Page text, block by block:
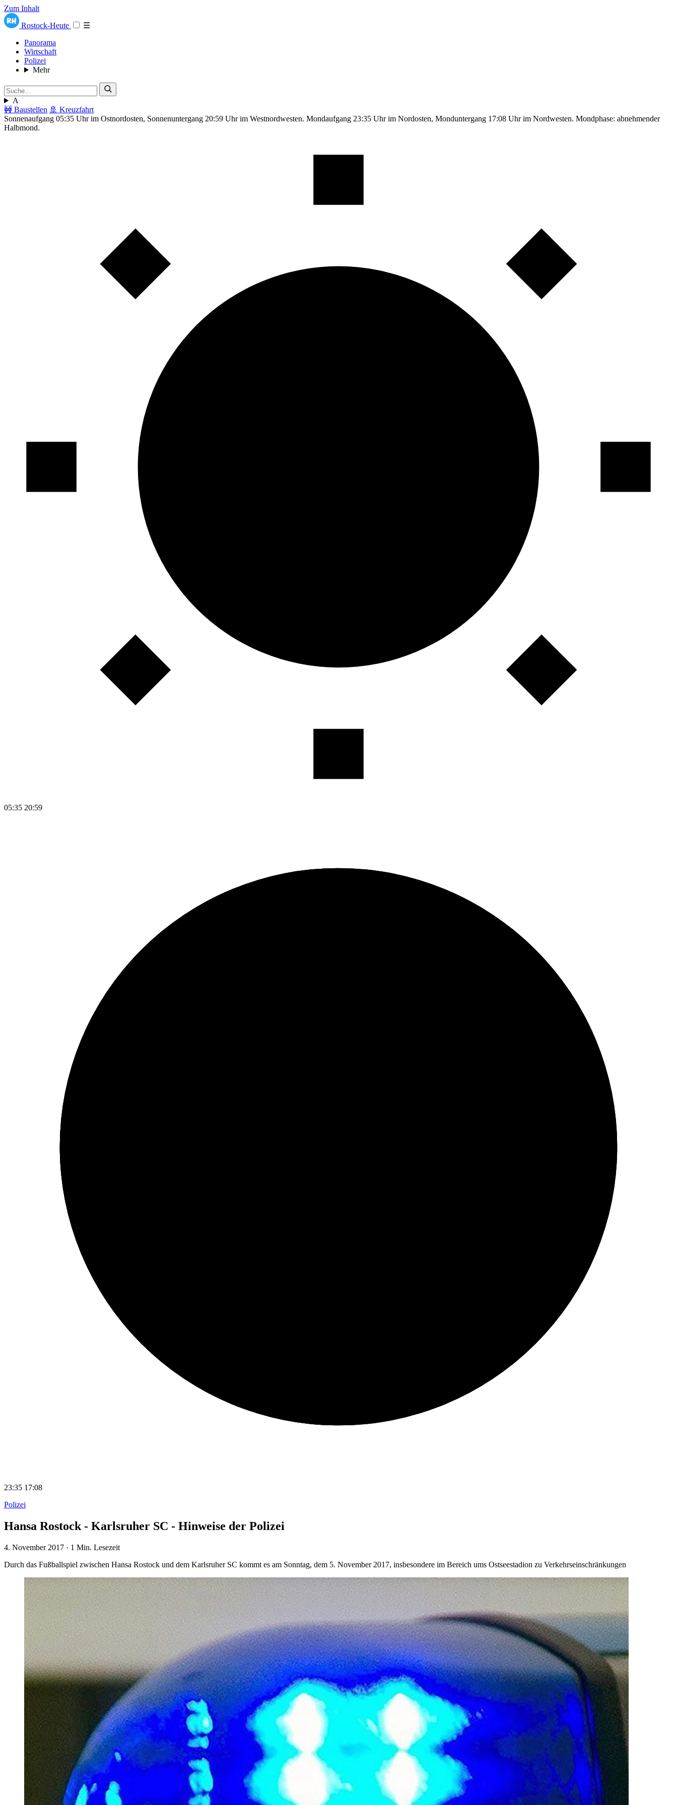
Zum Inhalt
Rostock-Heute
☰
Panorama
Wirtschaft
Polizei
Mehr
A
🚧 Baustellen 🚢 Kreuzfahrt
Sonnenaufgang 05:35 Uhr im Ostnordosten, Sonnenuntergang 20:59 Uhr im Westnordwesten. Mondaufgang 23:35 Uhr im Nordosten, Monduntergang 17:08 Uhr im Nordwesten. Mondphase: abnehmender
Halbmond.
05:35 20:59
23:35 17:08
Polizei
Hansa Rostock - Karlsruher SC - Hinweise der Polizei
4. November 2017 · 1 Min. Lesezeit
Durch das Fußballspiel zwischen Hansa Rostock und dem Karlsruher SC kommt es am Sonntag, dem 5. November 2017, insbesondere im Bereich ums Ostseestadion zu Verkehrseinschränkungen